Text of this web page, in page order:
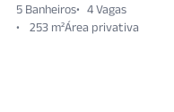
5 Banheiros
4 Vagas
253 m²